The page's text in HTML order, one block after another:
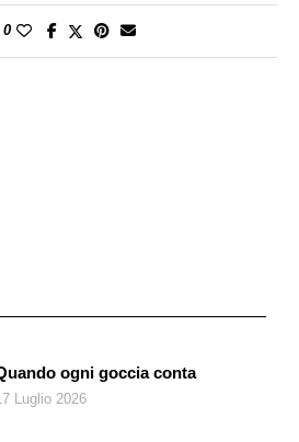
Durante l’incontro del pubblico
permesso di intrecciare film di
con musiche corali di
un’azione scenica di Hersant, un
0
ogni goccia conta
Luglio 2026